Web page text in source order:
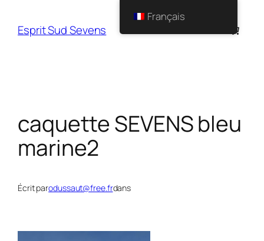
Esprit Sud Sevens
caquette SEVENS bleu
marine2
Écrit parodussaut@free.frdans
Français